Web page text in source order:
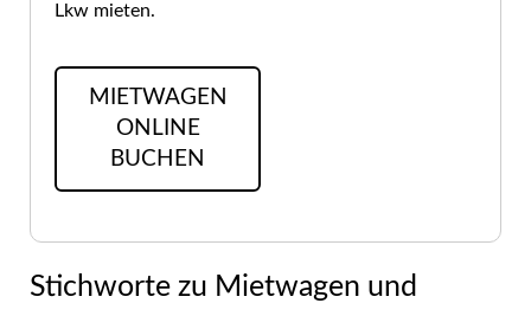
Lkw mieten.
MIETWAGEN
ONLINE
BUCHEN
Stichworte zu Mietwagen und